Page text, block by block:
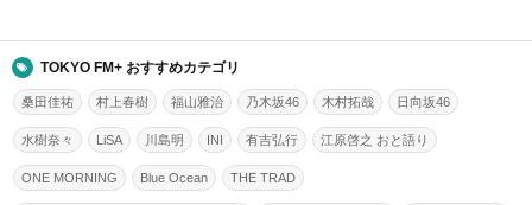
TOKYO FM+ おすすめカテゴリ
桑田佳祐 村上春樹 福山雅治 乃木坂46 木村拓哉 日向坂46
水樹奈々 LiSA 川島明 INI 有吉弘行 江原啓之 おと語り
ONE MORNING Blue Ocean THE TRAD